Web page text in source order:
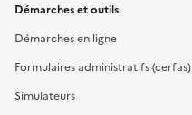
Démarches et outils
Démarches en ligne
Formulaires administratifs (cerfas)
Simulateurs